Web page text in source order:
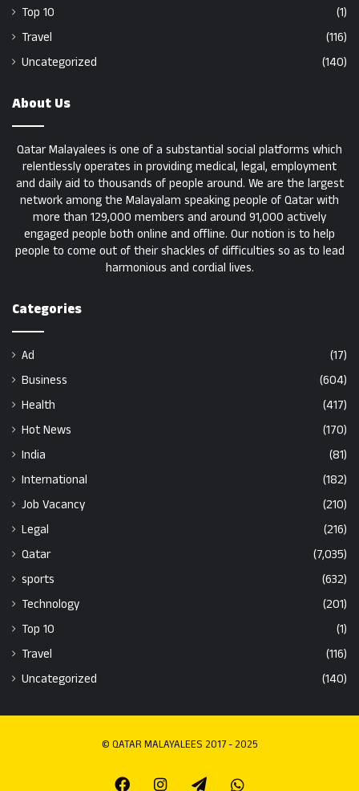
Top 10
(1)
Travel
(116)
Uncategorized
(140)
About Us
Qatar Malayalees is one of a substantial social platforms which
relentlessly operates in providing medical, legal, employment
and daily aid to thousands of people around. We are the largest
network among the Malayalam speaking people of Qatar with
more than 129,000 members and around 91,000 actively
engaged people both online and offline. Our notion is to help
people to come out of their shackles of difficulties so as to lead
harmonious and cordial lives.
Categories
Ad
(17)
Business
(604)
Health
(417)
Hot News
(170)
India
(81)
International
(182)
Job Vacancy
(210)
Legal
(216)
Qatar
(7,035)
sports
(632)
Technology
(201)
Top 10
(1)
Travel
(116)
Uncategorized
(140)
© QATAR MALAYALEES 2017 - 2025
FacebookInstagramTelegramWhatsapp